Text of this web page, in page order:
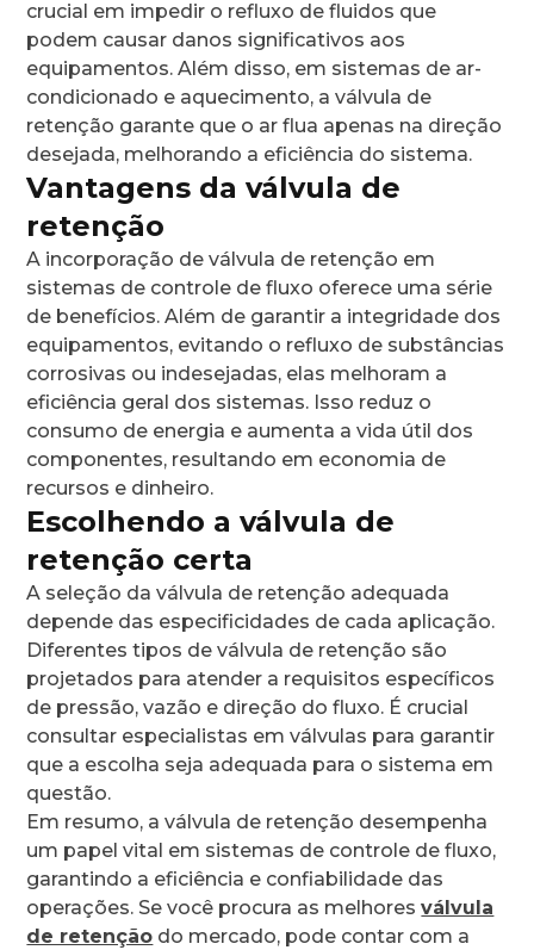
crucial em impedir o refluxo de fluidos que
podem causar danos significativos aos
equipamentos. Além disso, em sistemas de ar-
condicionado e aquecimento, a válvula de
retenção garante que o ar flua apenas na direção
desejada, melhorando a eficiência do sistema.
Vantagens da válvula de
retenção
A incorporação de válvula de retenção em
sistemas de controle de fluxo oferece uma série
de benefícios. Além de garantir a integridade dos
equipamentos, evitando o refluxo de substâncias
corrosivas ou indesejadas, elas melhoram a
eficiência geral dos sistemas. Isso reduz o
consumo de energia e aumenta a vida útil dos
componentes, resultando em economia de
recursos e dinheiro.
Escolhendo a válvula de
retenção certa
A seleção da válvula de retenção adequada
depende das especificidades de cada aplicação.
Diferentes tipos de válvula de retenção são
projetados para atender a requisitos específicos
de pressão, vazão e direção do fluxo. É crucial
consultar especialistas em válvulas para garantir
que a escolha seja adequada para o sistema em
questão.
Em resumo, a válvula de retenção desempenha
um papel vital em sistemas de controle de fluxo,
garantindo a eficiência e confiabilidade das
operações. Se você procura as melhoresválvula
de retenção do mercado, pode contar com a